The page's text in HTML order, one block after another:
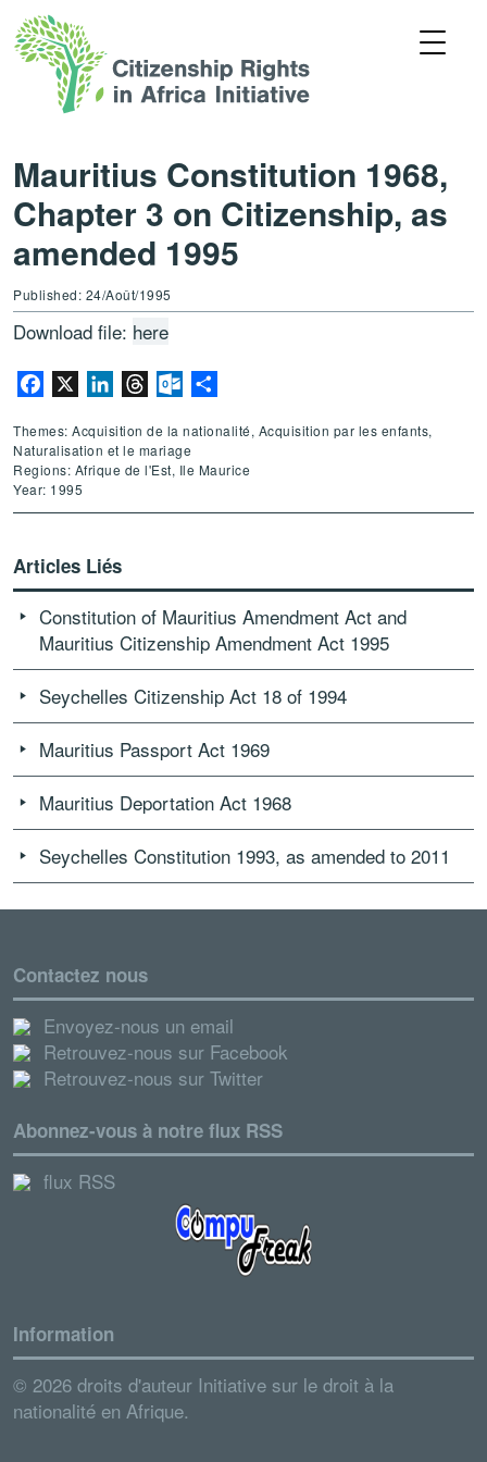
Mauritius Constitution 1968,
Chapter 3 on Citizenship, as
amended 1995
Published: 24/Août/1995
Download file: here
Facebook LinkedInThreadsOutlook.com
Themes: Acquisition de la nationalité, Acquisition par les enfants,
Naturalisation et le mariage
Regions: Afrique de l'Est, Ile Maurice
Year: 1995
Articles Liés
Constitution of Mauritius Amendment Act and
Mauritius Citizenship Amendment Act 1995
Seychelles Citizenship Act 18 of 1994
Mauritius Passport Act 1969
Mauritius Deportation Act 1968
Seychelles Constitution 1993, as amended to 2011
Contactez nous
Envoyez-nous un email
Retrouvez-nous sur Facebook
Retrouvez-nous sur Twitter
Abonnez-vous à notre flux RSS
flux RSS
Information
© 2026 droits d'auteur Initiative sur le droit à la
nationalité en Afrique.